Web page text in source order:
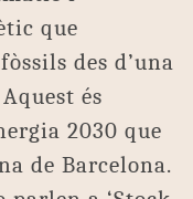
que
des d’una
és
2030 que
de Barcelona.